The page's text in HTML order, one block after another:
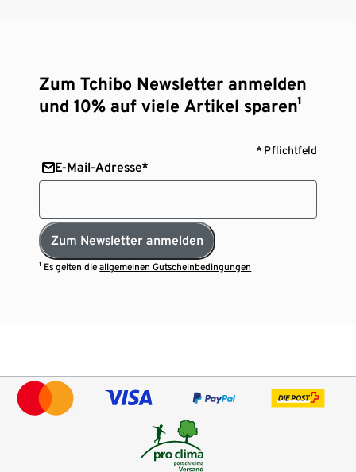
Zum Tchibo Newsletter anmelden
und 10% auf viele Artikel sparen¹
* Pflichtfeld
E-Mail-Adresse*
Zum Newsletter anmelden
¹ Es gelten dieallgemeinen Gutscheinbedingungen